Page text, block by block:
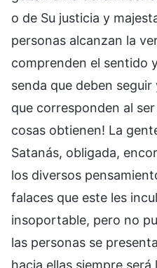
o de Su justicia y
personas alcanzan la
comprenden el sentido
senda que deben
que corresponden al
cosas obtienen! La
Satanás, obligada,
los diversos
falaces que este les
insoportable, pero no
las personas se
hacia ellas siempre será